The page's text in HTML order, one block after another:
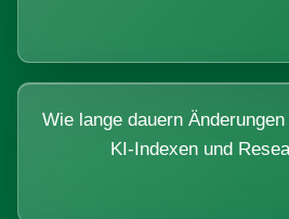
Wie lange dauern
KI-Indexen und